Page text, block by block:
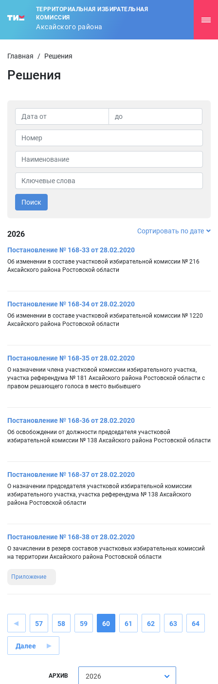
ТЕРРИТОРИАЛЬНАЯ ИЗБИРАТЕЛЬНАЯ
КОМИССИЯ
Аксайского района
Главная / Решения
Решения
Поиск
2026 Сортировать по дате
Постановление № 168-33 от 28.02.2020
Об изменении в составе участковой избирательной комиссии № 216
Аксайского района Ростовской области
Постановление № 168-34 от 28.02.2020
Об изменении в составе участковой избирательной комиссии № 1220
Аксайского района Ростовской области
Постановление № 168-35 от 28.02.2020
О назначении члена участковой комиссии избирательного участка,
участка референдума № 181 Аксайского района Ростовской области с
правом решающего голоса в место выбывшего
Постановление № 168-36 от 28.02.2020
Об освобождении от должности председателя участковой
избирательной комиссии № 138 Аксайского района Ростовской области
Постановление № 168-37 от 28.02.2020
О назначении председателя участковой избирательной комиссии
избирательного участка, участка референдума № 138 Аксайского
района Ростовской области
Постановление № 168-38 от 28.02.2020
О зачислении в резерв составов участковых избирательных комиссий
на территории Аксайского района Ростовской области
Приложение
57 58 59 60 61 62 63 64
Далее
АРХИВ 2026